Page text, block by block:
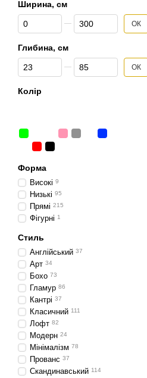
Ширина, см
Від Ширина, см
До Ширина, см ОК
Глибина, см
Від Глибина, см
До Глибина, см ОК
Колір
Форма
Високі 9
Низькі 95
Прямі 215
Фігурні 1
Стиль
Англійський 37
Арт 34
Бохо 73
Гламур 86
Кантрі 37
Класичний 111
Лофт 82
Модерн 24
Мінімалізм 78
Прованс 37
Скандинавський 114